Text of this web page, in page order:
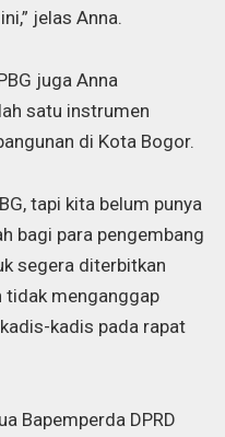
jelas Anna.
juga Anna
satu instrumen
di Kota Bogor.
tapi kita belum punya
bagi para pengembang
segera diterbitkan
tidak menganggap
kadis pada rapat
Bapemperda DPRD